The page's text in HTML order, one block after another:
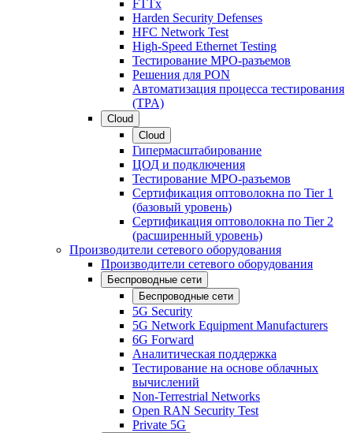
FTTx
Harden Security Defenses
HFC Network Test
High-Speed Ethernet Testing
Тестирование МРО-разъемов
Решения для PON
Автоматизация процесса тестирования
(TPA)
Cloud
Cloud
Гипермасштабирование
ЦОД и подключения
Тестирование МРО-разъемов
Сертификация оптоволокна по Tier 1
(базовый уровень)
Сертификация оптоволокна по Tier 2
(расширенный уровень)
Производители сетевого оборудования
Производители сетевого оборудования
Беспроводные сети
Беспроводные сети
5G Security
5G Network Equipment Manufacturers
6G Forward
Аналитическая поддержка
Тестирование на основе облачных
вычислений
Non-Terrestrial Networks
Open RAN Security Test
Private 5G